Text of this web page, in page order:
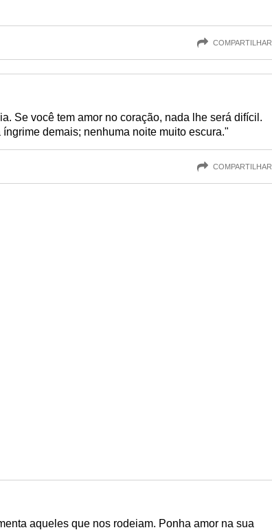
COMPARTILHAR
Se você tem amor no coração, nada lhe será difícil.
demais; nenhuma noite muito escura."
COMPARTILHAR
aqueles que nos rodeiam. Ponha amor na sua